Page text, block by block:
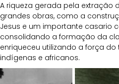
A riqueza gerada pela extração
grandes obras, como a
Jesus e um importante casario
consolidando a formação da
enriqueceu utilizando a força
indígenas e africanos.